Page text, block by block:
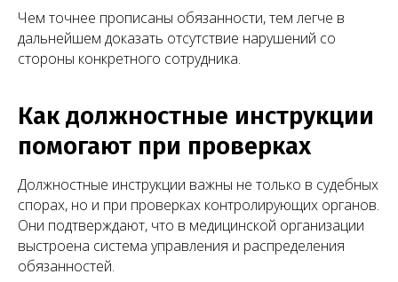
Чем точнее прописаны обязанности, тем легче в
дальнейшем доказать отсутствие нарушений со
стороны конкретного сотрудника.
Как должностные инструкции
помогают при проверках
Должностные инструкции важны не только в судебных
спорах, но и при проверках контролирующих органов.
Они подтверждают, что в медицинской организации
выстроена система управления и распределения
обязанностей.